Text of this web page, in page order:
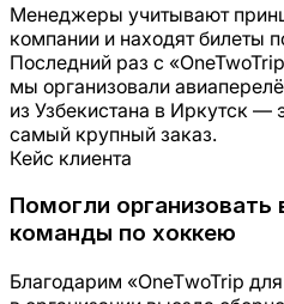
Менеджеры учитывают
компании и находят билеты
Последний раз с
мы организовали
из Узбекистана в Иркутск —
самый крупный заказ.
Кейс клиента
Помогли организовать
команды по хоккею
Благодарим «ОnеТwoTrip